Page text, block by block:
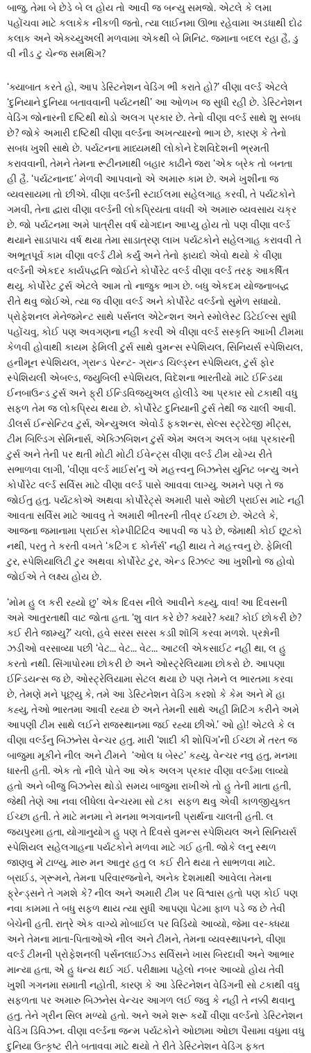
બાજુ, તેમા બે છેડે બે લ હોય તો આવી જ બન્યુ સમજો. એટલે કે લમા
પહોંચવા માટે કલાકેક નીકળી જતો, ત્યા લાઈનમા ઊભા રહેવામા અડધાથી દોઢ
કલાક અને એક્ચ્યુઅલી મળવામા એકથી બે મિનિટ. જમાના બદલ રહા હૈ, ડુ
વી નીડ ટુ ચેન્જ સમથિંગ?
‘ક્યાબાત કરતે હો, આપ ડેસ્ટિનેશન વેડિંગ ભી કરાતે હો?’ વીણા વર્લ્ડ એટલે
‘દુનિયાને દુનિયા બતાવવાની પર્યટનથી’ આ ઓળખ જ સુધી રહી છે. ડેસ્ટિનેશન
વેડિંગ જોનારની દષ્ટિથી થોડો અલગ પ્રકાર છે. તેનો વીણા વર્લ્ડ સાથે શુ સબધ
છે? જોકે અમારી દષ્ટિથી વીણા વર્લ્ડના અખત્યારનો ભાગ છે, કારણ કે તેનો
સબધ ખુશી સાથે છે. પર્યટનના માધ્યમથી લોકોને દેશવિદેશની ભ્રમતી
કરાવવાની, તેમને તેમના રૂટીનમાથી બહાર કાઢીને જરા ‘એક બ્રેક તો બનતા
હી હૈ. ‘પર્યટનાનદ’ મેળવી આપવાનો એ અમારુ કામ છે. અમે ખુશીના જ
વ્યવસાયમા તો છીએ. વીણા વર્લ્ડની સ્ટાઈલમા સહેલગાહ કરવી, તે પર્યટકોને
ગમવી, તેના દ્વારા વીણા વર્લ્ડની લોકપ્રિયતા વધવી એ અમારુ વ્યવસાય ચક્ર
છે. જો પર્યટનમા અમે પાત્રીસ વર્ષ યોગદાન આપ્યુ હોય તો પણ વીણા વર્લ્ડ
થયાને સાડાપાચ વર્ષ થયા તેમા સાડાત્રણ લાખ પર્યટકોને સહેલગાહ કરાવવી તે
અભૂતપૂર્વ કામ વીણા વર્લ્ડ ટીમે કર્યું અને તેનો ફાયદો એવો થયો કે વીણા
વર્લ્ડની એકદર કાર્યપદ્ધતિ જોઈને કોર્પોરેટ વર્લ્ડ વીણા વર્લ્ડ તરફ આકર્ષિત
થયુ. કોર્પોરેટ ટુર્સ એટલે આમ તો નાજુક ભાગ છે. બધુ એકદમ યોજનાબદ્ધ
રીતે થવુ જોઈએ, ત્યા જ વીણા વર્લ્ડ અને કોર્પોરેટ વર્લ્ડનો સુમેળ સધાયો.
પ્રોફેશનલ મેનેજમેન્ટ સાથે પર્સનલ એટેન્શન અને સ્મોલેસ્ટ ડિટેઈલ્સ સુધી
પહોંચવુ, કોઈ પણ અવગણના નહીં કરવી એ વીણા વર્લ્ડ સસ્કૃતિ આખી ટીમમા
કેળવી હોવાથી કાયમ ફેમિલી ટુર્સ સાથે વુમન્સ સ્પેશિયલ, સિનિયર્સ સ્પેશિયલ,
હનીમૂન સ્પેશિયલ, ગ્રાન્ડ પેરન્ટ- ગ્રાન્ડ ચિલ્ડ્રન સ્પેશિયલ, ટુર્સ ફોર
સ્પેશિયલી એબલ્ડ, જ્યુબિલી સ્પેશિયલ, વિદેશના ભારતીયો માટે ઈન્ડિયા
ઈનબાઉન્ડ ટુર્સ અને ફ્રી ઈન્ડિવિજ્યુઅલ હોલીડે આ પ્રકાર સો ટકાથી વધુ
સફળ તેમ જ લોકપ્રિય થયા છે. કોર્પોરેટ દુનિયાની ટુર્સ તેથી જ ચાલી આવી.
ડીલર્સ ઈન્સેન્ટિવ ટુર્સ, એન્યુઅલ એવોર્ડ ફકશન્સ, સેલ્સ સ્ટ્રેટેજી મીટ્સ,
ટીમ બિલ્ડિગ સેમિનાર્સ, એક્ઝિબિશન ટુર્સ એમ અલગ અલગ બધા પ્રકારની
ટુર્સ અને તેની પર થતી મોટી મોટી ઈવેન્ટ્સ વીણા વર્લ્ડ ટીમ યોગ્ય રીતે
સભાળવા લાગી, ‘વીણા વર્લ્ડ માઈસ’નુ એ મહત્ત્વનુ બિઝનેસ યુનિટ બન્યુ અને
કોર્પોરેટ વર્લ્ડ સર્વિસ માટે વીણા વર્લ્ડ પાસે આવવા લાગ્યુ. અમને પણ તે જ
જોઈતુ હતુ. પર્યટકોએ અથવા કોર્પોરેટ્સે અમારી પાસે ઓછી પ્રાઈસ માટે નહીં
આવતા સર્વિસ માટે આવવુ તે અમારી ભીતરની તીવ્ર ઈચ્છા છે. એટલે કે,
આજના જમાનામા પ્રાઈસ કોમ્પીટિટિવ આપવી જ પડે છે, જેમાથી કોઈ છૂટકો
નથી, પરતુ તે કરતી વખતે ‘કટિંગ દ કોર્નર્સ’ નહીં થાય તે મહત્ત્વનુ છે. ફેમિલી
ટુર, સ્પેશિયાલિટી ટુર અથવા કોર્પોરેટ ટુર, એન્ડ રિઝલ્ટ આ ખુશીનો જ હોવો
જોઈએ તે લક્ષ્ય હોય છે.
‘મોમ હુ લ કરી રહ્યો છુ’ એક દિવસ નીલે આવીને કહ્યુ. વાવ! આ દિવસની
અમે આતુરતાથી વાટ જોતા હતા. ‘શુ વાત કરે છે? ક્યારે? ક્યા? કોઈ છોકરી છે?
કઈ રીતે જામ્યુ?’ ચલો, હવે સરસ સરસ કડાી શૉગિં કરવા મળશે. પ્રશ્નોની
ઝડીઓ વરસાવ્યા પછી ‘વેટ... વેટ... વેટ... આટલી એકસાઈટ નહીં થા, લ હુ
કરતો નથી. સિંગાપોરમા છોકરી છે અને ઓસ્ટ્રેલિયામા છોકરો છે. આપણા
ઈન્ડિયન્સ જ છે, ઓસ્ટ્રેલિયામા સેટલ થયા છે પણ તેમને લ ભારતમા કરવા
છે, તેમણે મને પૂછ્યુ કે, તમે આ ડેસ્ટિનેશન વેડિંગ કરશો કે કેમ અને મેં હા
કહ્યુ, તેઓ ભારતમા આવી રહ્યા છે અને તેમની સાથે અહીં મિટિંગ કરીને અમે
આપણી ટીમ સાથે લઈને રાજસ્થાનમા જઈ રહ્યા છીએ.’ ઓ હો! એટલે કે લ
વીણા વર્લ્ડનુ બિઝનેસ વેન્ચર હતુ. મારી ‘શાદી કી શોપિંગ’ની ઈચ્છા મેં તરત જ
બાજુમા મૂકીને નીલ અને ટીમને ‘ઓલ ધ બેસ્ટ’ કહ્યુ. વેન્ચર નવુ હતુ, મનમા
ધાસ્તી હતી. એક તો નીલે પોતે આ એક અલગ પ્રકાર વીણા વર્લ્ડમા લાવ્યો
હતો અને બીજુ બિઝનેસ થોડો સમય બાજુમા રાખીએ તો હુ તેની માતા હતી,
જેથી તેણે આ નવા લીધેલા વેન્ચરમા સો ટકા સફળ થવુ એવી કાળજીયુક્ત
ઈચ્છા હતી. તે માટે મનમા ને મનમા ભગવાનની પ્રાર્થના ચાલતી હતી. લ
જયપુરમા હતા, યોગાનુયોગ હુ પણ તે દિવસે વુમન્સ સ્પેશિયલ અને સિનિયર્સ
સ્પેશિયલ સહેલગાહના પર્યટકોને મળવા માટે ગઈ હતી. જોકે લનુ સ્થળ
જાણવુ મેં ટાળ્યુ. મારુ મન આતુર હતુ લ કઈ રીતે થયા તે સાભળવા માટે.
બ્રાઈડ, ગ્રૂમને, તેમના પરિવારજનોને, અનેક દેશમાથી આવેલા તેમના
ફ્રેન્ડ્સને તે ગમશે કે? નીલ અને અમારી ટીમ પર વિશ્વાસ હતો પણ કોઈ પણ
નવા કામમા તે બધુ સફળ થાય ત્યા સુધી આપણા પેટમા ફાળ પડે જ છે તેવી
બેચેની હતી. રાત્રે એક વાગ્યે મોબાઈલ પર વિડિયો આવ્યો, જેમા વર-ક્ધયા
અને તેમના માતા-પિતાઓએ નીલ અને ટીમને, તેમના વ્યવસ્થાપનને, વીણા
વર્લ્ડ ટીમની પ્રોફેશનલી પર્સનલાઈઝ્ડ સર્વિસને ખાસ બિરદાવી અને આભાર
માન્યા હતા, એે હુ ધન્ય થઈ ગઈ. પરીક્ષામા પહેલો નબર આવ્યો હોય તેવી
ખુશી ગગનમા સમાતી નહોતી, કારણ કે આ ડેસ્ટિનેશન વેડિંગની સો ટકાથી વધુ
સફળતા પર અમારુ બિઝનેસ વેન્ચર આગળ લઈ જવુ કે નહીં તે નક્કી થવાનુ
હતુ. તેને ગ્રીન સિલ મળ્યો હતો. અને અમે શરૂ કર્યો વીણા વર્લ્ડનો ડેસ્ટિનેશન
વેડિંગ ડિવિઝન. વીણા વર્લ્ડના જન્મ પર્યટકોને ઓછામા ઓછા પૈસામા વધુમા વધુ
દુનિયા ઉત્કૃષ્ટ રીતે બતાવવા માટે થયો તે રીતે ડેસ્ટિનેશન વેડિંગ ફક્ત